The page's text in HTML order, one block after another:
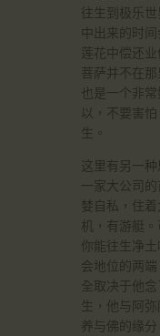
往生到极乐
中出来的时
莲花中偿还
菩萨并不在那
也是一个非
以，不要害
生。
这里有另一
一家大公司
婪自私，住
机，有游艇。
你能往生净
会地位的两
全取决于他
生，他与阿
养与佛的缘